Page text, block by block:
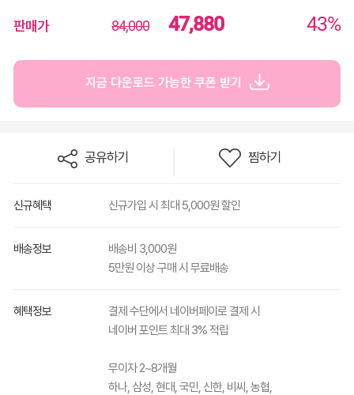
판매가 84,000 47,880 43%
지금 다운로드 가능한 쿠폰 받기
공유하기 찜하기
신규혜택 신규가입 시 최대 5,000원 할인
배송정보
배송비 3,000원
5만원 이상 구매 시 무료배송
혜택정보
결제 수단에서 네이버페이로 결제 시
네이버 포인트 최대 3% 적립
무이자 2~8개월
하나, 삼성, 현대, 국민, 신한, 비씨, 농협,